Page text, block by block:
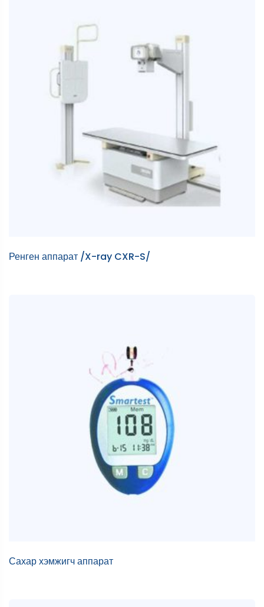
Ренген аппарат /X-ray CXR-S/
Сахар хэмжигч аппарат